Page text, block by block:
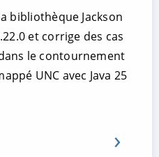
bibliothèque Jackson
et corrige des cas
le contournement
UNC avec Java 25